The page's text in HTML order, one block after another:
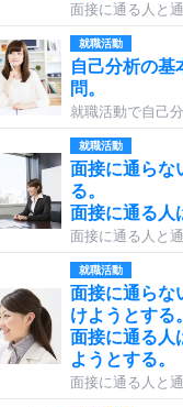
面接に通る人と
就職活動
自己分析の基
問。
就職活動で自己
就職活動
面接に通らな
る。
面接に通る人
面接に通る人と
就職活動
面接に通らな
けようとする。
面接に通る人
ようとする。
面接に通る人と